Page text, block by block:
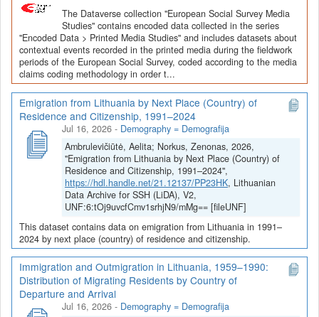
The Dataverse collection "European Social Survey Media
Studies" contains encoded data collected in the series
"Encoded Data > Printed Media Studies" and includes datasets about
contextual events recorded in the printed media during the fieldwork
periods of the European Social Survey, coded according to the media
claims coding methodology in order t...
Emigration from Lithuania by Next Place (Country) of
Residence and Citizenship, 1991–2024
Jul 16, 2026 - Demography = Demografija
Ambrulevičiūtė, Aelita; Norkus, Zenonas, 2026,
"Emigration from Lithuania by Next Place (Country) of
Residence and Citizenship, 1991–2024",
https://hdl.handle.net/21.12137/PP23HK, Lithuanian
Data Archive for SSH (LiDA), V2,
UNF:6:tOj9uvcfCmv1srhjN9/mMg== [fileUNF]
This dataset contains data on emigration from Lithuania in 1991–
2024 by next place (country) of residence and citizenship.
Immigration and Outmigration in Lithuania, 1959–1990:
Distribution of Migrating Residents by Country of
Departure and Arrival
Jul 16, 2026 - Demography = Demografija